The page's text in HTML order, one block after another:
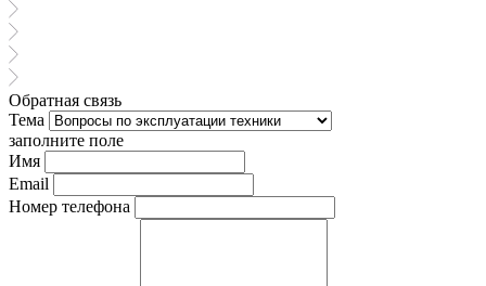
Обратная связь
Тема
заполните поле
Имя
Email
Номер телефона